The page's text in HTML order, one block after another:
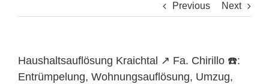
Previous Next
Haushaltsauflösung Kraichtal ↗️ Fa. Chirillo ☎️:
Entrümpelung, Wohnungsauflösung, Umzug,